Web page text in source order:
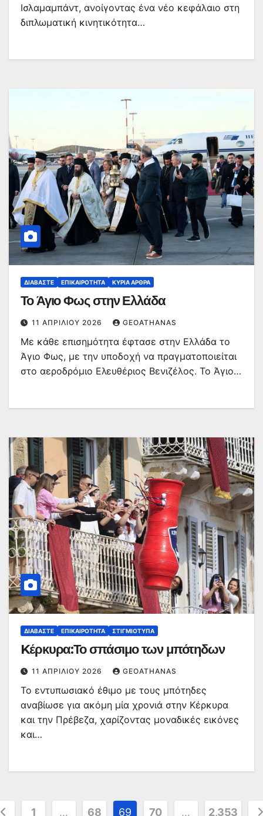
Ισλαμαμπάντ, ανοίγοντας ένα νέο κεφάλαιο στη
διπλωματική κινητικότητα…
ΔΙΑΒΆΣΤΕ ΕΠΙΚΑΙΡΌΤΗΤΑ ΚΥΡΙΑ ΑΡΘΡΑ
Το Άγιο Φως στην Ελλάδα
11 ΑΠΡΙΛΊΟΥ 2026 GEOATHANAS
Με κάθε επισημότητα έφτασε στην Ελλάδα το
Άγιο Φως, με την υποδοχή να πραγματοποιείται
στο αεροδρόμιο Ελευθέριος Βενιζέλος. Το Άγιο…
ΔΙΑΒΆΣΤΕ ΕΠΙΚΑΙΡΌΤΗΤΑ ΣΤΙΓΜΙΌΤΥΠΑ
Kέρκυρα:Το σπάσιμο των μπότηδων
11 ΑΠΡΙΛΊΟΥ 2026 GEOATHANAS
Το εντυπωσιακό έθιμο με τους μπότηδες
αναβίωσε για ακόμη μία χρονιά στην Κέρκυρα
και την Πρέβεζα, χαρίζοντας μοναδικές εικόνες
και…
1 … 68 69 70 … 2,353